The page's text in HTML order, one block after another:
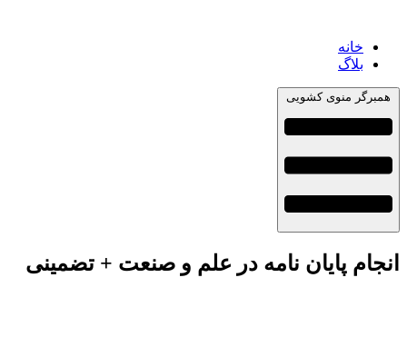
خانه
بلاگ
همبرگر منوی کشویی
انجام پایان نامه در علم و صنعت + تضمینی